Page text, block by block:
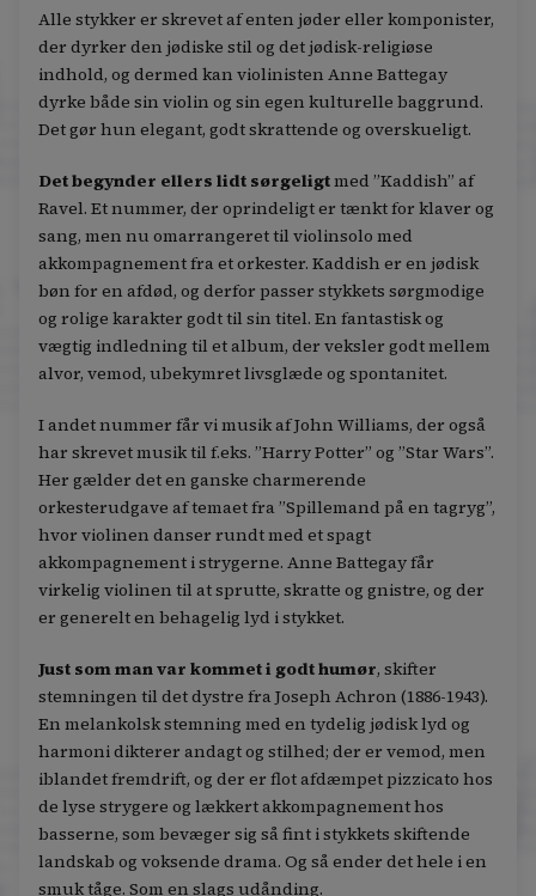
Alle stykker er skrevet af enten jøder eller komponister,
der dyrker den jødiske stil og det jødisk-religiøse
indhold, og dermed kan violinisten Anne Battegay
dyrke både sin violin og sin egen kulturelle baggrund.
Det gør hun elegant, godt skrattende og overskueligt.
Det begynder ellers lidt sørgeligtmed ”Kaddish” af
Ravel. Et nummer, der oprindeligt er tænkt for klaver og
sang, men nu omarrangeret til violinsolo med
akkompagnement fra et orkester. Kaddish er en jødisk
bøn for en afdød, og derfor passer stykkets sørgmodige
og rolige karakter godt til sin titel. En fantastisk og
vægtig indledning til et album, der veksler godt mellem
alvor, vemod, ubekymret livsglæde og spontanitet.
I andet nummer får vi musik af John Williams, der også
har skrevet musik til f.eks. ”Harry Potter” og ”Star Wars”.
Her gælder det en ganske charmerende
orkesterudgave af temaet fra ”Spillemand på en tagryg”,
hvor violinen danser rundt med et spagt
akkompagnement i strygerne. Anne Battegay får
virkelig violinen til at sprutte, skratte og gnistre, og der
er generelt en behagelig lyd i stykket.
Just som man var kommet i godt humør, skifter
stemningen til det dystre fra Joseph Achron (1886-1943).
En melankolsk stemning med en tydelig jødisk lyd og
harmoni dikterer andagt og stilhed; der er vemod, men
iblandet fremdrift, og der er flot afdæmpet pizzicato hos
de lyse strygere og lækkert akkompagnement hos
basserne, som bevæger sig så fint i stykkets skiftende
landskab og voksende drama. Og så ender det hele i en
smuk tåge. Som en slags udånding.